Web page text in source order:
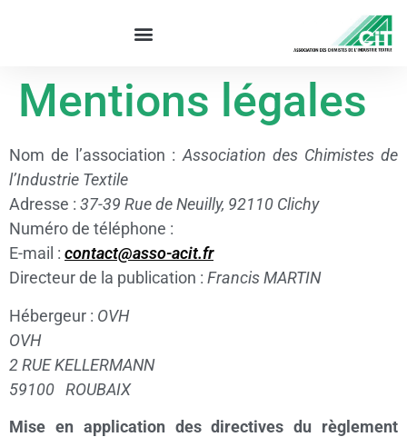
Mentions légales
Nom de l’association :Association des Chimistes de
l’Industrie Textile
Adresse : 37-39 Rue de Neuilly, 92110 Clichy
Numéro de téléphone :
E-mail : contact@asso-acit.fr
Directeur de la publication : Francis MARTIN
Hébergeur : OVH
OVH
2 RUE KELLERMANN
59100 ROUBAIX
Mise en application des directives du règlement